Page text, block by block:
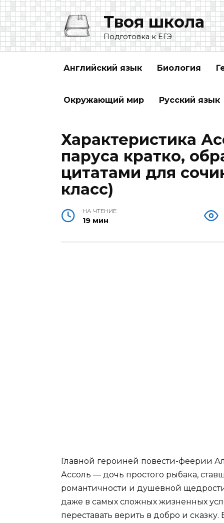
Перейти
к
содержанию
Твоя школа
Подготовка к ЕГЭ
Английский язык Биология
Окружающий мир Русский язык
Характеристика
паруса кратко,
цитатами для
класс)
НА ЧТЕНИЕ
19 мин
Главной героиней повести-феерии
Ассоль — дочь простого рыбака,
романтичности и душевной
даже в самых сложных жизненных
переставать верить в добро и